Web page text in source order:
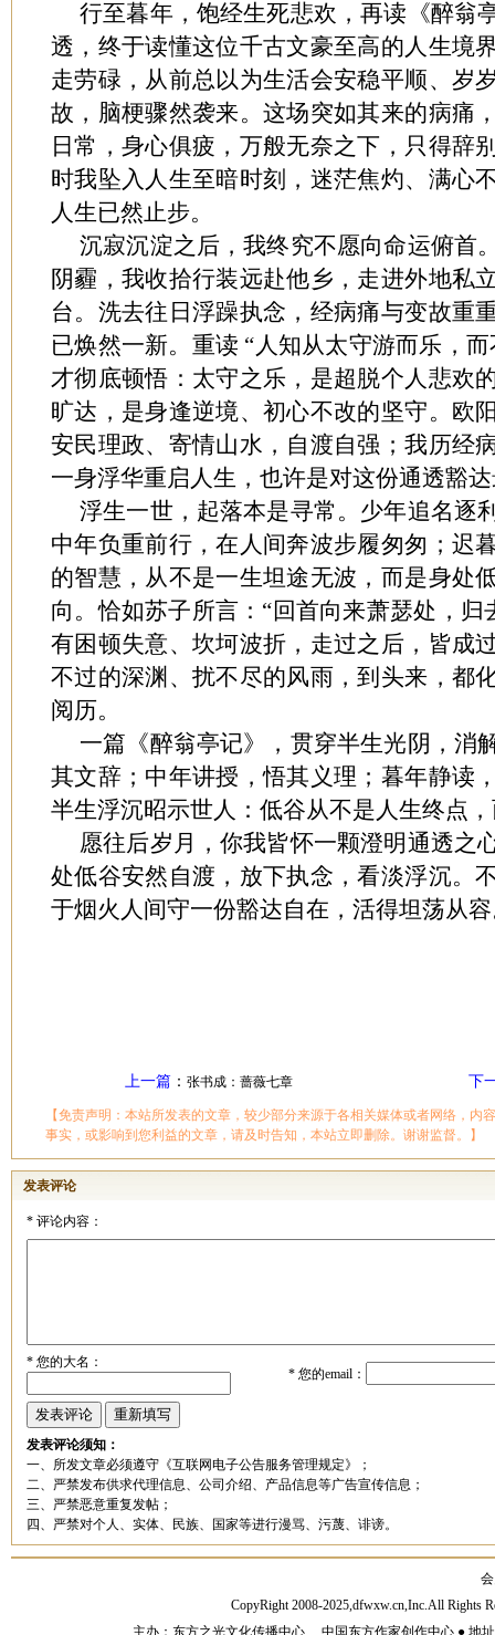
行至暮年，饱经生死悲欢，再读《醉翁
透，终于读懂这位千古文豪至高的人生境
走劳碌，从前总以为生活会安稳平顺、岁
故，脑梗骤然袭来。这场突如其来的病痛
日常，身心俱疲，万般无奈之下，只得辞
时我坠入人生至暗时刻，迷茫焦灼、满心
人生已然止步。
沉寂沉淀之后，我终究不愿向命运俯首
阴霾，我收拾行装远赴他乡，走进外地私
台。洗去往日浮躁执念，经病痛与变故重
已焕然一新。重读 “人知从太守游而乐，
才彻底顿悟：太守之乐，是超脱个人悲欢
旷达，是身逢逆境、初心不改的坚守。欧
安民理政、寄情山水，自渡自强；我历经
一身浮华重启人生，也许是对这份通透豁
浮生一世，起落本是寻常。少年追名逐
中年负重前行，在人间奔波步履匆匆；迟
的智慧，从不是一生坦途无波，而是身处
向。恰如苏子所言：“回首向来萧瑟处，归
有困顿失意、坎坷波折，走过之后，皆成
不过的深渊、扰不尽的风雨，到头来，都
阅历。
一篇《醉翁亭记》，贯穿半生光阴，消
其文辞；中年讲授，悟其义理；暮年静读
半生浮沉昭示世人：低谷从不是人生终点
愿往后岁月，你我皆怀一颗澄明通透之
处低谷安然自渡，放下执念，看淡浮沉。
于烟火人间守一份豁达自在，活得坦荡从
上一篇： 张书成：蔷薇七章 下
【免责声明：本站所发表的文章，较少部分来源于各相关媒体或者网络，内
事实，或影响到您利益的文章，请及时告知，本站立即删除。谢谢监督。】
发表评论
*评论内容：
*您的大名：
*您的email：
发表评论须知：
一、所发文章必须遵守《互联网电子公告服务管理规定》；
二、严禁发布供求代理信息、公司介绍、产品信息等广告宣传信息；
三、严禁恶意重复发帖；
四、严禁对个人、实体、民族、国家等进行漫骂、污蔑、诽谤。
CopyRight 2008-2025,dfwxw.cn,Inc.All Rights
主办：东方之光文化传播中心 、中国东方作家创作中心 ● 地